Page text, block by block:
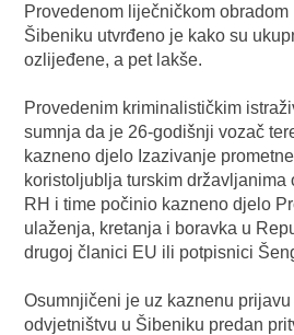
Provedenom liječničkom
Šibeniku utvrđeno je kako su
ozlijeđene, a pet lakše.
Provedenim kriminalističkim
sumnja da je 26-godišnji vozač
kazneno djelo Izazivanje
koristoljublja turskim državljanima
RH i time počinio kazneno djelo
ulaženja, kretanja i boravka u
drugoj članici EU ili potpisnici
Osumnjičeni je uz kaznenu
odvjetništvu u Šibeniku predan